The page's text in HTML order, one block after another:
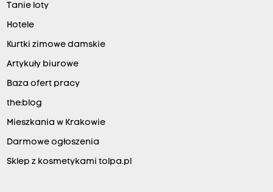
Tanie loty
Hotele
Kurtki zimowe damskie
Artykuły biurowe
Baza ofert pracy
the:blog
Mieszkania w Krakowie
Darmowe ogłoszenia
Sklep z kosmetykami tolpa.pl